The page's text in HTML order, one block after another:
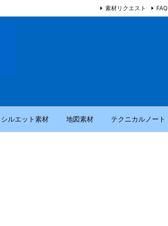
シルエット素材 地図素材 テクニカルノート
素材リクエスト FAQ